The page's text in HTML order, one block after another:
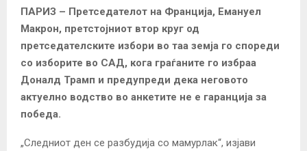
ПАРИЗ – Претседателот на Франција, Емануел
Макрон, претстојниот втор круг од
претседателските избори во таа земја го спореди
со изборите во САД, кога граѓаните го избраа
Доналд Трамп и предупреди дека неговото
актуелно водство во анкетите не е гаранција за
победа.
„Следниот ден се разбудија со мамурлак“, изјави